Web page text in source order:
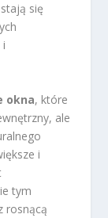
stają się
i
okna, które
ale
i
tym
rosnącą